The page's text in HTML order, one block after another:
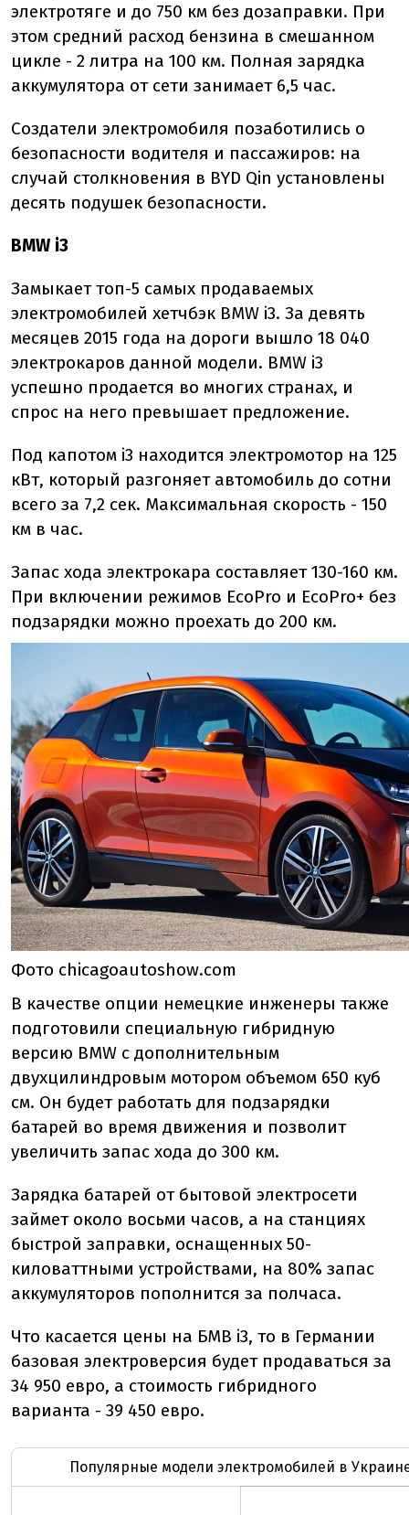
электротяге и до 750 км без дозаправки. При
этом средний расход бензина в смешанном
цикле - 2 литра на 100 км. Полная зарядка
аккумулятора от сети занимает 6,5 час.
Создатели электромобиля позаботились о
безопасности водителя и пассажиров: на
случай столкновения в BYD Qin установлены
десять подушек безопасности.
BMW i3
Замыкает топ-5 самых продаваемых
электромобилей хетчбэк BMW i3. За девять
месяцев 2015 года на дороги вышло 18 040
электрокаров данной модели. BMW i3
успешно продается во многих странах, и
спрос на него превышает предложение.
Под капотом i3 находится электромотор на 125
кВт, который разгоняет автомобиль до сотни
всего за 7,2 сек. Максимальная скорость - 150
км в час.
Запас хода электрокара составляет 130-160 км.
При включении режимов EcoPro и EcoPro+ без
подзарядки можно проехать до 200 км.
Фото chicagoautoshow.com
В качестве опции немецкие инженеры также
подготовили специальную гибридную
версию BMW с дополнительным
двухцилиндровым мотором объемом 650 куб
см. Он будет работать для подзарядки
батарей во время движения и позволит
увеличить запас хода до 300 км.
Зарядка батарей от бытовой электросети
займет около восьми часов, а на станциях
быстрой заправки, оснащенных 50-
киловаттными устройствами, на 80% запас
аккумуляторов пополнится за полчаса.
Что касается цены на БМВ i3, то в Германии
базовая электроверсия будет продаваться за
34 950 евро, а стоимость гибридного
варианта - 39 450 евро.
Популярные модели электромобилей в